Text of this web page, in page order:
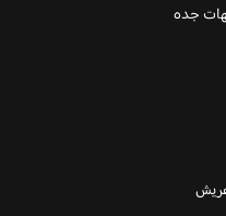
جده